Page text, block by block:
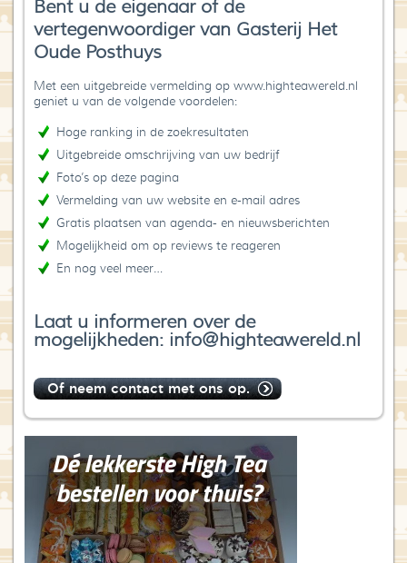
Bent u de eigenaar of de
vertegenwoordiger van Gasterij Het
Oude Posthuys
Met een uitgebreide vermelding op www.highteawereld.nl
geniet u van de volgende voordelen:
Hoge ranking in de zoekresultaten
Uitgebreide omschrijving van uw bedrijf
Foto’s op deze pagina
Vermelding van uw website en e-mail adres
Gratis plaatsen van agenda- en nieuwsberichten
Mogelijkheid om op reviews te reageren
En nog veel meer…
Laat u informeren over de
mogelijkheden: info@highteawereld.nl
Of neem contact met ons op.